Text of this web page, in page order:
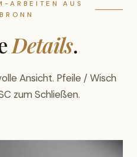
ARBEITEN AUS
Details.
Ansicht. Pfeile / Wisch
zum Schließen.